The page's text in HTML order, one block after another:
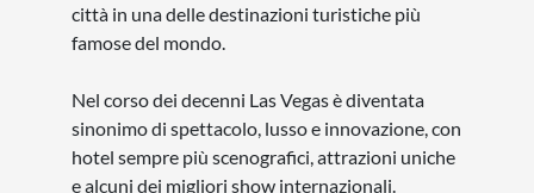
città in una delle destinazioni turistiche più
famose del mondo.
Nel corso dei decenni Las Vegas è diventata
sinonimo di spettacolo, lusso e innovazione, con
hotel sempre più scenografici, attrazioni uniche
e alcuni dei migliori show internazionali.